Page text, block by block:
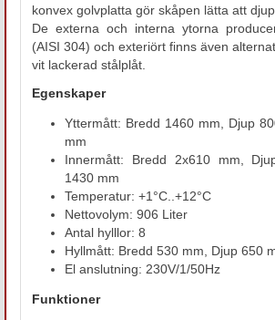
konvex golvplatta gör skåpen lätta att
De externa och interna ytorna
(AISI 304) och exteriört finns även
vit lackerad stålplåt.
Egenskaper
Yttermått: Bredd 1460 mm, Djup
mm
Innermått: Bredd 2x610 mm,
1430 mm
Temperatur: +1°C..+12°C
Nettovolym: 906 Liter
Antal hylllor: 8
Hyllmått: Bredd 530 mm, Djup 650
El anslutning: 230V/1/50Hz
Funktioner